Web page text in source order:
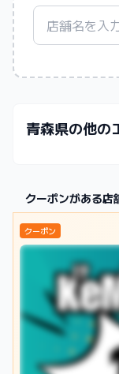
青森県の他の
クーポンがある店
クーポン